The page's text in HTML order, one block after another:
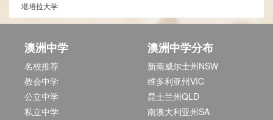
堪培拉大学
澳洲中学
名校推荐
教会中学
公立中学
私立中学
澳洲中学分布
新南威尔士州NSW
维多利亚州VIC
昆士兰州QLD
南澳大利亚州SA